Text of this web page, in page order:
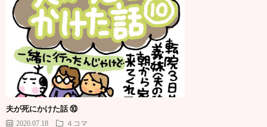
夫が死にかけた話 ⑩
2020.07.18 ４コマ